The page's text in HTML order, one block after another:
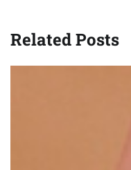
Related Posts